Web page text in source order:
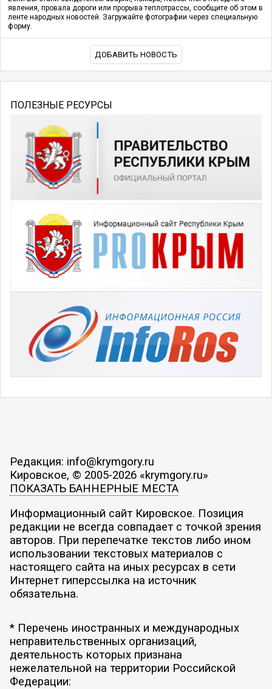
явления, провала дороги или прорыва теплотрассы, сообщите об этом в
ленте народных новостей. Загружайте фотографии через специальную
форму.
ДОБАВИТЬ НОВОСТЬ
ПОЛЕЗНЫЕ РЕСУРСЫ
Редакция: info@krymgory.ru
Кировское, © 2005-2026 «krymgory.ru»
ПОКАЗАТЬ БАННЕРНЫЕ МЕСТА
Информационный сайт Кировское. Позиция
редакции не всегда совпадает с точкой зрения
авторов. При перепечатке текстов либо ином
использовании текстовых материалов с
настоящего сайта на иных ресурсах в сети
Интернет гиперссылка на источник
обязательна.
* Перечень иностранных и международных
неправительственных организаций,
деятельность которых признана
нежелательной на территории Российской
Федерации: